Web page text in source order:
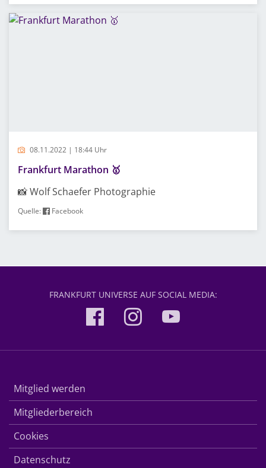
08.11.2022 | 18:44 Uhr
Frankfurt Marathon 🥇
📸 Wolf Schaefer Photographie
Quelle: Facebook
FRANKFURT UNIVERSE AUF SOCIAL MEDIA:
Mitglied werden
Mitgliederbereich
Cookies
Datenschutz